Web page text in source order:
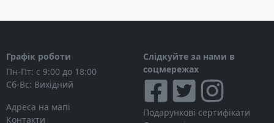
Графік роботи
Пн-Пт: с 9:00 до 18:00
Сб-Вс: Вихідний
Адреса на мапі
Контакти
Слідкуйте за нами в
соцмережах
Подарункові сертифікати